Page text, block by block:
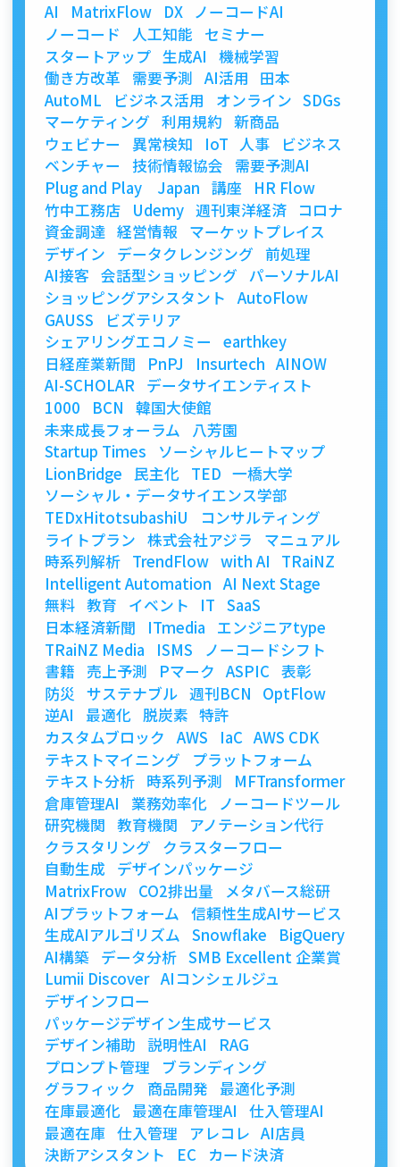
AI MatrixFlow DX
ノーコードAI
ノーコード
人工知能
セミナー
スタートアップ 生成AI
機械学習
働き方改革
需要予測 AI活用
田本
AutoML
ビジネス活用 オンライン SDGs
マーケティング 利用規約 新商品
ウェビナー
異常検知 IoT 人事
ビジネス
ベンチャー
技術情報協会
需要予測AI
Plug and Play Japan 講座
HR Flow
竹中工務店
Udemy 週刊東洋経済
コロナ
資金調達 経営情報 マーケットプレイス
デザイン
データクレンジング 前処理
AI接客 会話型ショッピング パーソナルAI
ショッピングアシスタント
AutoFlow
GAUSS
ビズテリア
シェアリングエコノミー
earthkey
日経産業新聞
PnPJ Insurtech AINOW
AI-SCHOLAR データサイエンティスト
1000
BCN
韓国大使館
未来成長フォーラム
八芳園
Startup Times
ソーシャルヒートマップ
LionBridge
民主化 TED 一橋大学
ソーシャル・データサイエンス学部
TEDxHitotsubashiU
コンサルティング
ライトプラン 株式会社アジラ
マニュアル
時系列解析 TrendFlow with AI
TRaiNZ
Intelligent Automation AI Next Stage
無料 教育 イベント IT SaaS
日本経済新聞
ITmedia
エンジニアtype
TRaiNZ Media
ISMS
ノーコードシフト
書籍
売上予測 Pマーク ASPIC 表彰
防災 サステナブル 週刊BCN
OptFlow
逆AI
最適化 脱炭素 特許
カスタムブロック
AWS IaC AWS CDK
テキストマイニング
プラットフォーム
テキスト分析 時系列予測
MFTransformer
倉庫管理AI
業務効率化
ノーコードツール
研究機関 教育機関
アノテーション代行
クラスタリング
クラスターフロー
自動生成
デザインパッケージ
MatrixFrow CO2排出量
メタバース総研
AIプラットフォーム 信頼性生成AIサービス
生成AIアルゴリズム Snowflake
BigQuery
AI構築
データ分析 SMB Excellent 企業賞
Lumii Discover AIコンシェルジュ
デザインフロー
パッケージデザイン生成サービス
デザイン補助 説明性AI
RAG
プロンプト管理
ブランディング
グラフィック
商品開発
最適化予測
在庫最適化 最適在庫管理AI
仕入管理AI
最適在庫 仕入管理 アレコレ AI店員
決断アシスタント
EC カード決済